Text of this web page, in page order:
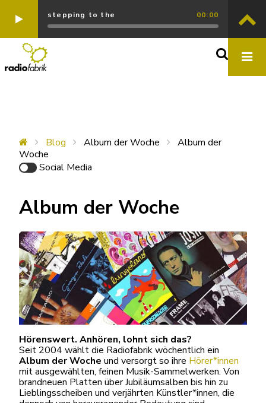
stepping to the 00:00
Blog Album der Woche
Album der
Woche
Social Media
Album der Woche
Hörenswert. Anhören, lohnt sich das?
Seit 2004 wählt die Radiofabrik wöchentlich ein
Album der Woche und versorgt so ihre Hörer*innen
mit ausgewählten, feinen Musik-Sammelwerken. Von
brandneuen Platten über Jubiläumsalben bis hin zu
Lieblingsscheiben und verjährten Künstler*innen, die